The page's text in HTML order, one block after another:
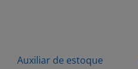
Auxiliar de estoque